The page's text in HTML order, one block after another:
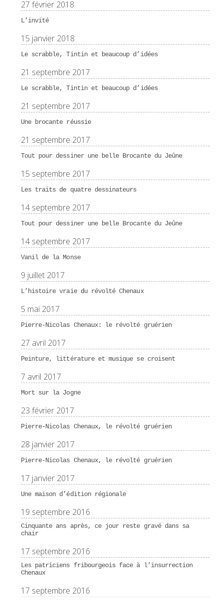
27 février 2018
L’invité
15 janvier 2018
Le scrabble, Tintin et beaucoup d’idées
21 septembre 2017
Le scrabble, Tintin et beaucoup d’idées
21 septembre 2017
Une brocante réussie
21 septembre 2017
Tout pour dessiner une belle Brocante du Jeûne
15 septembre 2017
Les traits de quatre dessinateurs
14 septembre 2017
Tout pour dessiner une belle Brocante du Jeûne
14 septembre 2017
Vanil de la Monse
9 juillet 2017
L’histoire vraie du révolté Chenaux
5 mai 2017
Pierre-Nicolas Chenaux: le révolté gruérien
27 avril 2017
Peinture, littérature et musique se croisent
7 avril 2017
Mort sur la Jogne
23 février 2017
Pierre-Nicolas Chenaux, le révolté gruérien
28 janvier 2017
Pierre-Nicolas Chenaux, le révolté gruérien
17 janvier 2017
Une maison d’édition régionale
19 septembre 2016
Cinquante ans après, ce jour reste gravé dans sa
chair
17 septembre 2016
Les patriciens fribourgeois face à l’insurrection
Chenaux
17 septembre 2016